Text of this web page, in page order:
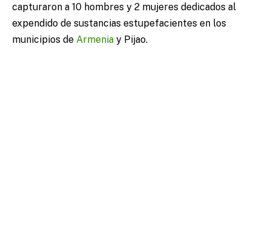
capturaron a 10 hombres y 2 mujeres dedicados al
expendido de sustancias estupefacientes en los
municipios de Armenia y Pijao.